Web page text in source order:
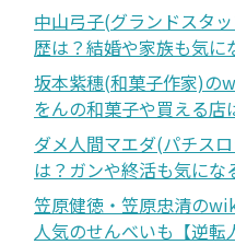
中山弓子(グランドスタ
歴は？結婚や家族も気に
坂本紫穗(和菓子作家)の
をんの和菓子や買える店
ダメ人間マエダ(パチス
は？ガンや終活も気にな
笠原健徳・笠原忠清の
人気のせんべいも【逆転